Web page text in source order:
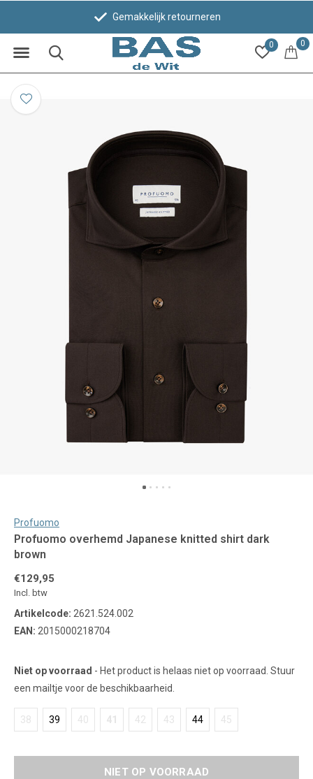
0 0
Gemakkelijk retourneren
Profuomo
Profuomo overhemd Japanese knitted shirt dark
brown
€129,95
Incl. btw
Artikelcode: 2621.524.002
EAN: 2015000218704
Niet op voorraad - Het product is helaas niet op voorraad. Stuur
een mailtje voor de beschikbaarheid.
38 39 40 41 42 43 44 45
NIET OP VOORRAAD